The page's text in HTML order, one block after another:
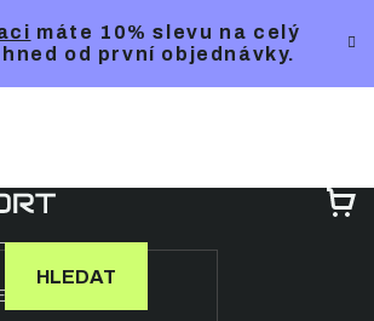
máte 10% slevu na celý
od první objednávky.
HLEDAT